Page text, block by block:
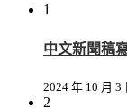
1
中文新聞稿
2024 年 10 月 3
2